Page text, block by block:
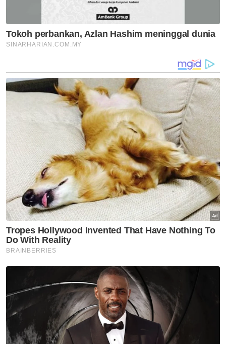
Muat turun aplikasi Sinar Harian.
Tekanan
Serangan Jantung
Dr Zubaidi Ahmad
Golongan Muda
Sakit Jantung
Nasional
Isu Jalur Gemilang: Patriotisme
tak boleh berubah ikut warna
politik - Dr Sathia